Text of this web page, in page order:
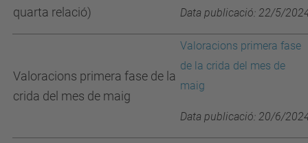
quarta relació)
Data publicació: 22/5/
Valoracions primera fase de la
crida del mes de maig
Valoracions primera fase
de la crida del mes de
maig
Data publicació: 20/6/